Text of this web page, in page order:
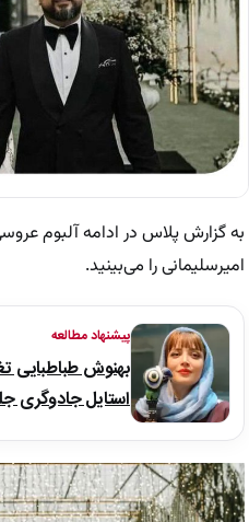
به گزارش پلاس در ادامه آلبوم
امیرسلیمانی را می‌بینید.
پیشنهاد مطالعه
بهنوش طباطبایی
استایل جادوگری